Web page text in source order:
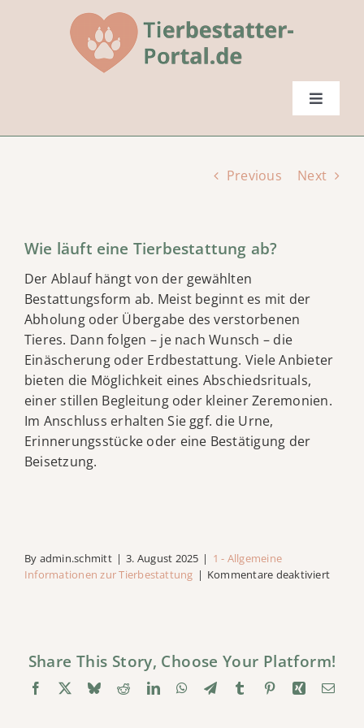
Toggle
Startseite
FAQs
Ratgeber
Mitglied werden
Kontakt
Previous Next
Wie läuft eine Tierbestattung ab?
Der Ablauf hängt von der gewählten
Bestattungsform ab. Meist beginnt es mit der
Abholung oder Übergabe des verstorbenen
Tieres. Dann folgen – je nach Wunsch – die
Einäscherung oder Erdbestattung. Viele Anbieter
bieten die Möglichkeit eines Abschiedsrituals,
einer stillen Begleitung oder kleiner Zeremonien.
Im Anschluss erhalten Sie ggf. die Urne,
Erinnerungsstücke oder eine Bestätigung der
Beisetzung.
By admin.schmitt | 3. August 2025 | 1 - Allgemeine
Informationen zur Tierbestattung | Kommentare deaktiviertfür
ab?
Share This Story, Choose Your Platform!
Facebook BlueskyRedditLinkedInWhatsApp
TelegramTumblrPinterestXing